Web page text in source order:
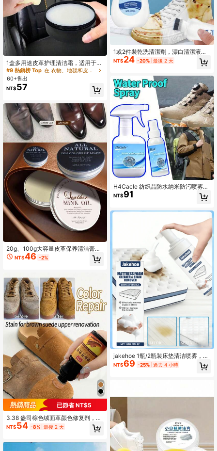
1盒多用途皮革护理清洁霜，适用于汽
车座椅、皮沙发、箱包、鞋子、保湿
修复沙发、翻新塑料部件。
#9 熱銷榜 Top
在 衣物、地毯和皮革清潔劑、漂白水和柔軟精
回購率高的顧客
#9 熱銷榜 Top
在 衣物、地毯和皮革清潔劑、漂白水和柔軟精
回購率高的顧客
#9 熱銷榜 Top
在 衣物、地毯和皮革清潔劑、漂白水和柔軟精
回購率高的顧客
#9 熱銷榜 Top
回購率高的顧客
60+售出
NT$57
20g、100g大容量皮革保养清洁膏套
装皮鞋护理油铝盒貂油膏皮革清洁滋
养护理抛光保养油高端鞋油。
NT$46 -2%
已節省 NT$5
3.38 盎司棕色绒面革颜色修复剂，帆
布鞋，运动鞋，带内置涂抹器，适用
于绒面革、天鹅绒、磨砂革等。
NT$54 -8% 最後 2 天
1或2件裝乾洗清潔劑，漂白清潔液，
快速清潔與拋光鞋子，便攜式。白色
運動鞋清潔劑，免水泡沫運動鞋清潔
除劑，增亮劑，便攜式免水增亮劑，
適用於靴子、帆布、PU布料等
NT$24 -20% 最後 2 天
H4Cacle 纺织品防水纳米防污喷雾，
适用于织物、沙发、地毯、衣物、帽
子、鞋子、运动鞋、雪地靴、夹克、
果，纳米涂层。
NT$91
jakehoe 1瓶/2瓶装床垫清洁喷雾，适
用于沙发、床垫、枕头、地毯、窗帘
及各种家居用品，去除油脂和污垢，
NT$69 -25% 過去 4 小時